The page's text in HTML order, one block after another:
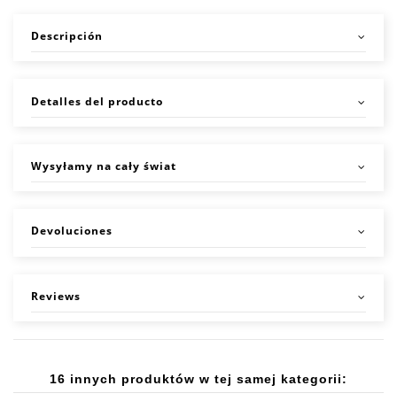
Descripción
Detalles del producto
Wysyłamy na cały świat
Devoluciones
Reviews
16 innych produktów w tej samej kategorii: